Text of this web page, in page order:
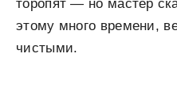
торопят — но мастер
этому много времени,
чистыми.